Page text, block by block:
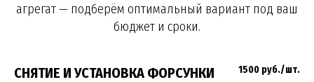
агрегат — подберём оптимальный вариант под ваш
бюджет и сроки.
СНЯТИЕ И УСТАНОВКА ФОРСУНКИ
1500 руб./шт.